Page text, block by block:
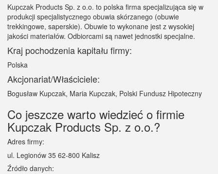
Kupczak Products Sp. z o.o. to polska firma specjalizująca się w
produkcji specjalistycznego obuwia skórzanego (obuwie
trekkingowe, saperskie). Obuwie to wykonane jest z wysokiej
jakości materiałów. Odbiorcami są nawet jednostki specjalne.
Kraj pochodzenia kapitału firmy:
Polska
Akcjonariat/Właściciele:
Bogusław Kupczak, Maria Kupczak, Polski Fundusz Hipoteczny
Co jeszcze warto wiedzieć o firmie
Kupczak Products Sp. z o.o.?
Adres firmy:
ul. Legionów 35 62-800 Kalisz
Źródło danych: